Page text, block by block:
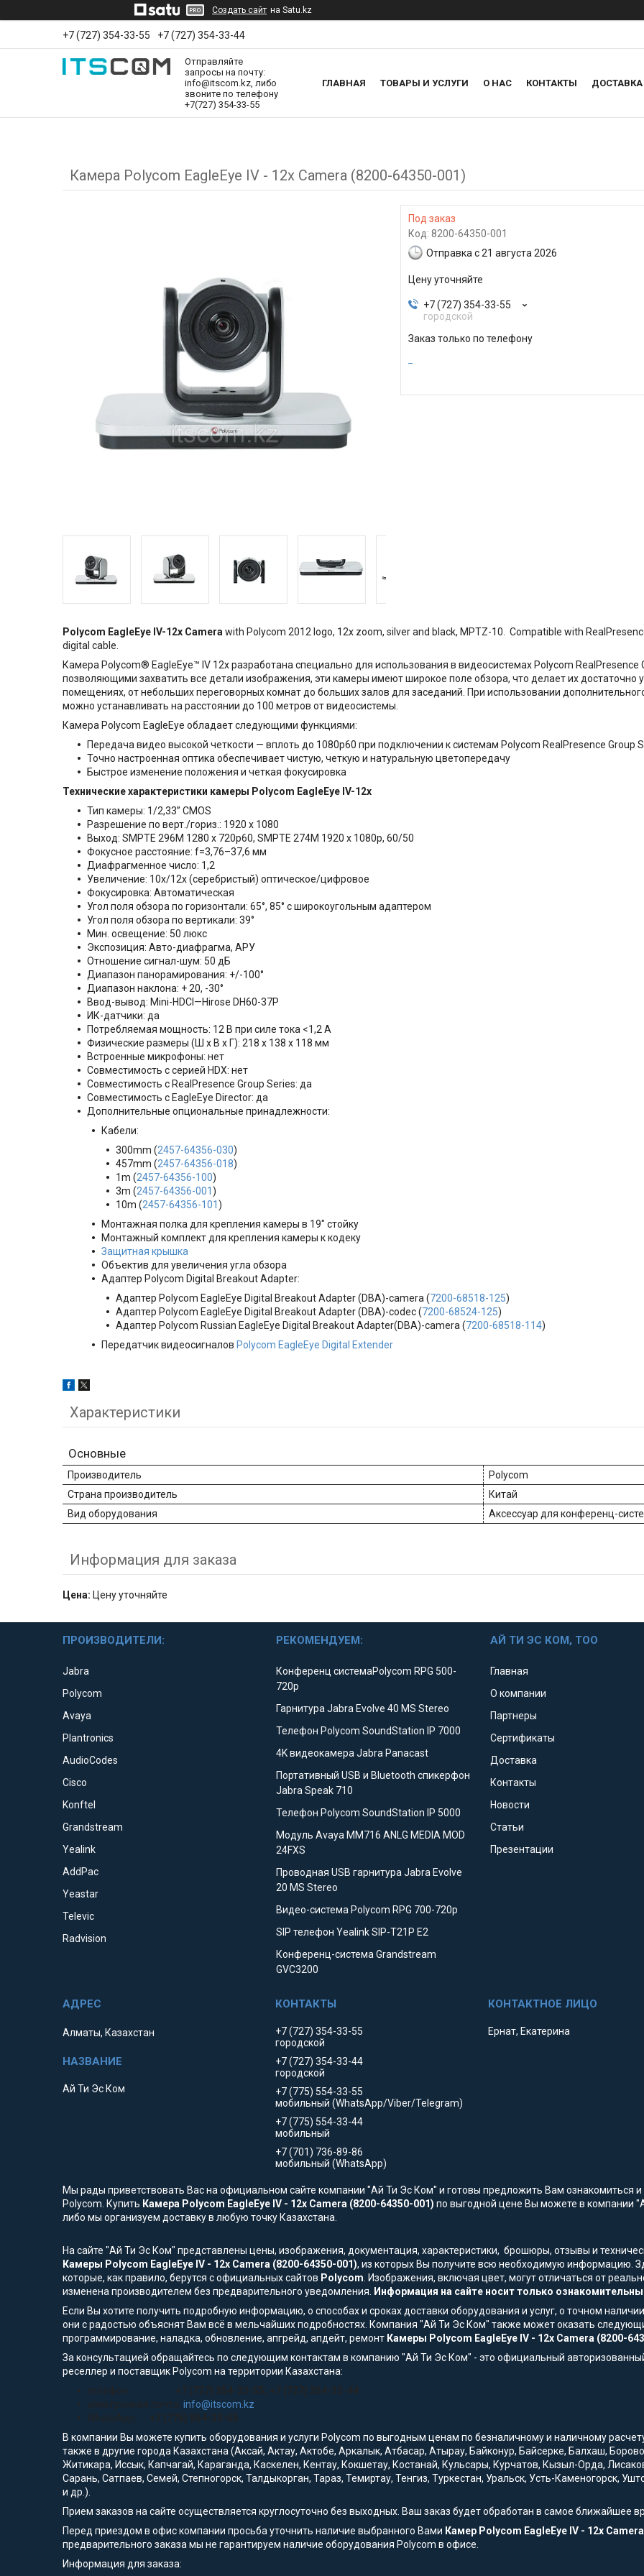
Создать сайт на Satu.kz
+7 (727) 354-33-55 +7 (727) 354-33-44
Отправляйте
запросы на почту:
info@itscom.kz, либо
звоните по телефону
+7(727) 354-33-55
ГЛАВНАЯ ТОВАРЫ И УСЛУГИ О НАС КОНТАКТЫ
Камера Polycom EagleEye IV - 12x Camera (8200-64350-001)
Под заказ
Код: 8200-64350-001
Отправка с 21 августа 2026
Цену уточняйте
+7 (727) 354-33-55
городской
Заказ только по телефону
Polycom EagleEye IV-12x Camerawith Polycom 2012 logo, 12x zoom, silver and black, MPTZ-10. Compatible with
digital cable.
Камера Polycom® EagleEye™ IV 12x разработана специально для использования в видеосистемах Polycom
позволяющими захватить все детали изображения, эти камеры имеют широкое поле обзора, что делает их
помещениях, от небольших переговорных комнат до больших залов для заседаний. При использовании
можно устанавливать на расстоянии до 100 метров от видеосистемы.
Камера Polycom EagleEye обладает следующими функциями:
Передача видео высокой четкости — вплоть до 1080p60 при подключении к системам Polycom RealPresence Group
Точно настроенная оптика обеспечивает чистую, четкую и натуральную цветопередачу
Быстрое изменение положения и четкая фокусировка
Технические характеристики камеры Polycom EagleEye IV-12x
Тип камеры: 1/2,33” CMOS
Разрешение по верт./гориз.: 1920 x 1080
Выход: SMPTE 296M 1280 x 720p60, SMPTE 274M 1920 x 1080p, 60/50
Фокусное расстояние: f=3,76–37,6 мм
Диафрагменное число: 1,2
Увеличение: 10x/12x (серебристый) оптическое/цифровое
Фокусировка: Автоматическая
Угол поля обзора по горизонтали: 65°, 85° с широкоугольным адаптером
Угол поля обзора по вертикали: 39°
Мин. освещение: 50 люкс
Экспозиция: Авто-диафрагма, АРУ
Отношение сигнал-шум: 50 дБ
Диапазон панорамирования: +/-100°
Диапазон наклона: + 20, -30°
Ввод-вывод: Mini-HDCI—Hirose DH60-37P
ИК-датчики: да
Потребляемая мощность: 12 В при силе тока <1,2 A
Физические размеры (Ш x В x Г): 218 x 138 x 118 мм
Встроенные микрофоны: нет
Совместимость с серией HDX: нет
Совместимость с RealPresence Group Series: да
Совместимость с EagleEye Director: да
Дополнительные опциональные принадлежности:
Кабели:
300mm (2457-64356-030)
457mm (2457-64356-018)
1m (2457-64356-100)
3m (2457-64356-001)
10m (2457-64356-101)
Монтажная полка для крепления камеры в 19" стойку
Монтажный комплект для крепления камеры к кодеку
Защитная крышка
Объектив для увеличения угла обзора
Адаптер Polycom Digital Breakout Adapter:
Адаптер Polycom EagleEye Digital Breakout Adapter (DBA)-camera (7200-68518-125)
Адаптер Polycom EagleEye Digital Breakout Adapter (DBA)-codec (7200-68524-125)
Адаптер Polycom Russian EagleEye Digital Breakout Adapter(DBA)-camera (7200-68518-114)
Передатчик видеосигналов Polycom EagleEye Digital Extender
Характеристики
Основные
Производитель
Polycom
Страна производитель
Китай
Вид оборудования
Аксессуар для конференц-
Информация для заказа
Цена: Цену уточняйте
ПРОИЗВОДИТЕЛИ:
Jabra
Polycom
Avaya
Plantronics
AudioCodes
Cisco
Konftel
Grandstream
Yealink
AddPac
Yeastar
Televic
Radvision
РЕКОМЕНДУЕМ:
Конференц системаPolycom RPG 500-
720p
Гарнитура Jabra Evolve 40 MS Stereo
Телефон Polycom SoundStation IP 7000
4K видеокамера Jabra Panacast
Портативный USB и Bluetooth спикерфон
Jabra Speak 710
Телефон Polycom SoundStation IP 5000
Модуль Avaya MM716 ANLG MEDIA MOD
24FXS
Проводная USB гарнитура Jabra Evolve
20 MS Stereo
Видео-система Polycom RPG 700-720p
SIP телефон Yealink SIP-T21P E2
Конференц-система Grandstream
GVC3200
АЙ ТИ ЭС КОМ, ТОО
Главная
О компании
Партнеры
Сертификаты
Доставка
Контакты
Новости
Статьи
Презентации
Алматы, Казахстан
Ай Ти Эс Ком
+7 (727) 354-33-55
городской
+7 (727) 354-33-44
городской
+7 (775) 554-33-55
мобильный (WhatsApp/Viber/Telegram)
+7 (775) 554-33-44
мобильный
+7 (701) 736-89-86
мобильный (WhatsApp)
Ернат, Екатерина
Мы рады приветствовать Вас на официальном сайте компании "Ай Ти Эс Ком" и готовы предложить Вам ознакомиться и
Polycom. Купить Камера Polycom EagleEye IV - 12x Camera (8200-64350-001) по выгодной цене Вы можете в компании
либо мы организуем доставку в любую точку Казахстана.
На сайте "Ай Ти Эс Ком" представлены цены, изображения, документация, характеристики, брошюры, отзывы и
Камеры Polycom EagleEye IV - 12x Camera (8200-64350-001), из которых Вы получите всю необходимую информацию.
которые, как правило, берутся с официальных сайтов Polycom. Изображения, включая цвет, могут отличаться от
изменена производителем без предварительного уведомления. Информация на сайте носит только
Если Вы хотите получить подробную информацию, о способах и сроках доставки оборудования и услуг, о точном
они с радостью объяснят Вам всё в мельчайших подробностях. Компания "Ай Ти Эс Ком" также может оказать
программирование, наладка, обновление, апгрейд, апдейт, ремонт Камеры Polycom EagleEye IV - 12x Camera (8200-
За консультацией обращайтесь по следующим контактам в компанию "Ай Ти Эс Ком" - это официальный
реселлер и поставщик Polycom на территории Казахстана:
телефон:
+7 (727) 354-33-55; +7 (727) 354-33-44
электронная почта: info@itscom.kz
WhatsApp: +7 (775) 554-33-55
В компании Вы можете купить оборудования и услуги Polycom по выгодным ценам по безналичному и наличному
также в другие города Казахстана (Аксай, Актау, Актобе, Аркалык, Атбасар, Атырау, Байконур, Байсерке, Балхаш,
Житикара, Иссык, Капчагай, Караганда, Каскелен, Кентау, Кокшетау, Костанай, Кульсары, Курчатов, Кызыл-Орда,
Сарань, Сатпаев, Семей, Степногорск, Талдыкорган, Тараз, Темиртау, Тенгиз, Туркестан, Уральск, Усть-Каменогорск,
и др.).
Прием заказов на сайте осуществляется круглосуточно без выходных. Ваш заказ будет обработан в самое ближайшее
Перед приездом в офис компании просьба уточнить наличие выбранного Вами Камер Polycom EagleEye IV - 12x
предварительного заказа мы не гарантируем наличие оборудования Polycom в офисе.
Информация для заказа: